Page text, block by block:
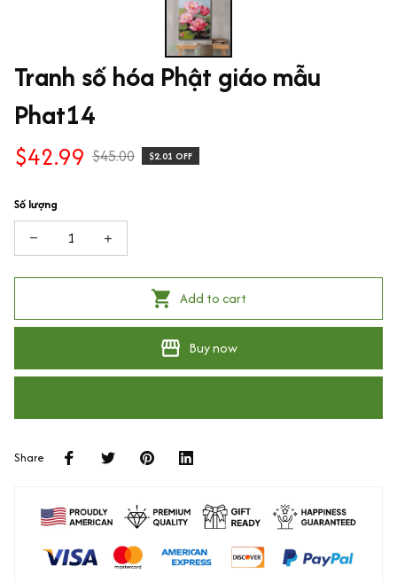
Tranh số hóa Phật giáo mẫu
Phat14
$42.99 $45.00 $2.01 OFF
Số lượng
Add to cart
Buy now
Share